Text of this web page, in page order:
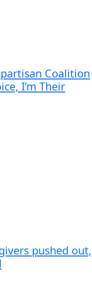
Coalition
I’m Their
pushed out,